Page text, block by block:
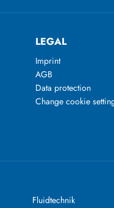
LEGAL
Imprint
AGB
Data protection
Change cookie
Fluidtechnik